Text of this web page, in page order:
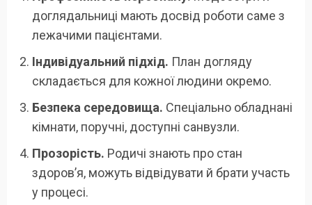
доглядальниці мають досвід роботи саме з
лежачими пацієнтами.
Індивідуальний підхід. План догляду
складається для кожної людини окремо.
Безпека середовища. Спеціально обладнані
кімнати, поручні, доступні санвузли.
Прозорість. Родичі знають про стан
здоров’я, можуть відвідувати й брати участь
у процесі.